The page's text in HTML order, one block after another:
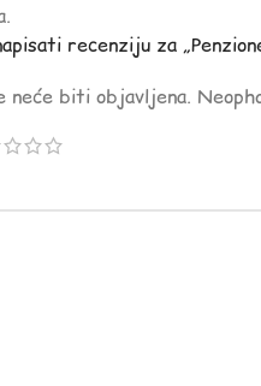
recenziju za
neće biti objavljena.